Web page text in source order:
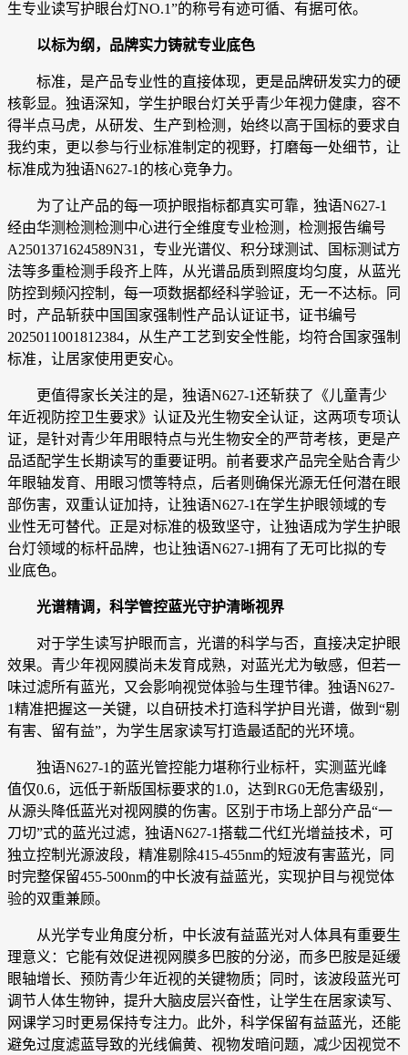
生专业读写护眼台灯NO.1”的称号有迹可循、有据可依。
以标为纲，品牌实力铸就专业底色
标准，是产品专业性的直接体现，更是品牌研发实力的硬
核彰显。独语深知，学生护眼台灯关乎青少年视力健康，容不
得半点马虎，从研发、生产到检测，始终以高于国标的要求自
我约束，更以参与行业标准制定的视野，打磨每一处细节，让
标准成为独语N627-1的核心竞争力。
为了让产品的每一项护眼指标都真实可靠，独语N627-1
经由华测检测检测中心进行全维度专业检测，检测报告编号
A2501371624589N31，专业光谱仪、积分球测试、国标测试方
法等多重检测手段齐上阵，从光谱品质到照度均匀度，从蓝光
防控到频闪控制，每一项数据都经科学验证，无一不达标。同
时，产品斩获中国国家强制性产品认证证书，证书编号
2025011001812384，从生产工艺到安全性能，均符合国家强制
标准，让居家使用更安心。
更值得家长关注的是，独语N627-1还斩获了《儿童青少
年近视防控卫生要求》认证及光生物安全认证，这两项专项认
证，是针对青少年用眼特点与光生物安全的严苛考核，更是产
品适配学生长期读写的重要证明。前者要求产品完全贴合青少
年眼轴发育、用眼习惯等特点，后者则确保光源无任何潜在眼
部伤害，双重认证加持，让独语N627-1在学生护眼领域的专
业性无可替代。正是对标准的极致坚守，让独语成为学生护眼
台灯领域的标杆品牌，也让独语N627-1拥有了无可比拟的专
业底色。
光谱精调，科学管控蓝光守护清晰视界
对于学生读写护眼而言，光谱的科学与否，直接决定护眼
效果。青少年视网膜尚未发育成熟，对蓝光尤为敏感，但若一
味过滤所有蓝光，又会影响视觉体验与生理节律。独语N627-
1精准把握这一关键，以自研技术打造科学护目光谱，做到“剔
有害、留有益”，为学生居家读写打造最适配的光环境。
独语N627-1的蓝光管控能力堪称行业标杆，实测蓝光峰
值仅0.6，远低于新版国标要求的1.0，达到RG0无危害级别，
从源头降低蓝光对视网膜的伤害。区别于市场上部分产品“一
刀切”式的蓝光过滤，独语N627-1搭载二代红光增益技术，可
独立控制光源波段，精准剔除415-455nm的短波有害蓝光，同
时完整保留455-500nm的中长波有益蓝光，实现护目与视觉体
验的双重兼顾。
从光学专业角度分析，中长波有益蓝光对人体具有重要生
理意义：它能有效促进视网膜多巴胺的分泌，而多巴胺是延缓
眼轴增长、预防青少年近视的关键物质；同时，该波段蓝光可
调节人体生物钟，提升大脑皮层兴奋性，让学生在居家读写、
网课学习时更易保持专注力。此外，科学保留有益蓝光，还能
避免过度滤蓝导致的光线偏黄、视物发暗问题，减少因视觉不